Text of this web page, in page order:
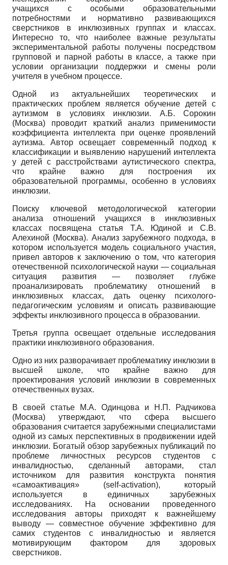
учащихся с особыми образовательными
потребностями и нормативно развивающихся
сверстников в инклюзивных группах и классах.
Интересно то, что наиболее важные результаты
экспериментальной работы получены посредством
групповой и парной работы в классе, а также при
условии организации поддержки и смены роли
учителя в учебном процессе.
Одной из актуальнейших теоретических и
практических проблем является обучение детей с
аутизмом в условиях инклюзии. А.Б. Сорокин
(Москва) проводит краткий анализ применимости
коэффициента интеллекта при оценке проявлений
аутизма. Автор освещает современный подход к
классификации и выявлению нарушений интеллекта
у детей с расстройствами аути­стического спектра,
что крайне важно для построения их
образовательной программы, особенно в условиях
инклюзии.
Поиску ключевой методологической категории
анализа отношений учащихся в инклюзивных
классах посвящена статья Т.А. Юдиной и С.В.
Алехиной (Москва). Анализ зарубежного подхода, в
котором используется модель социального участия,
привел авторов к заключению о том, что категория
отечественной психологической науки — социальная
ситуация развития — позволяет глубже
проанализировать проблематику отношений в
инклюзивных классах, дать оценку психолого-
педагогическим условиям и описать развивающие
эффекты инклюзивного процесса в образовании.
Третья группа освещает отдельные исследования
практики инклюзивного образования.
Одно из них разворачивает проблематику инклю­зии в
высшей школе, что крайне важно для
проектирования условий инклюзии в современных
отечественных вузах.
В своей статье М.А. Одинцова и Н.П. Радчикова
(Москва) утверждают, что сфера высшего
образования считается зарубежными специалистами
одной из самых перспективных в продвижении идей
инклюзии. Богатый обзор зарубежных публикаций по
проблеме личностных ресурсов студентов с
инвалидностью, сделанный авторами, стал
источником для развития кон­структа понятия
«самоактивация» (self-activation), который
используется в единичных зарубежных
исследованиях. На основании проведенного
исследования авторы приходят к важнейшему
выводу — совместное обучение эффективно для
самих студентов с инвалидностью и является
мотивирующим фактором для здоровых
сверстников.